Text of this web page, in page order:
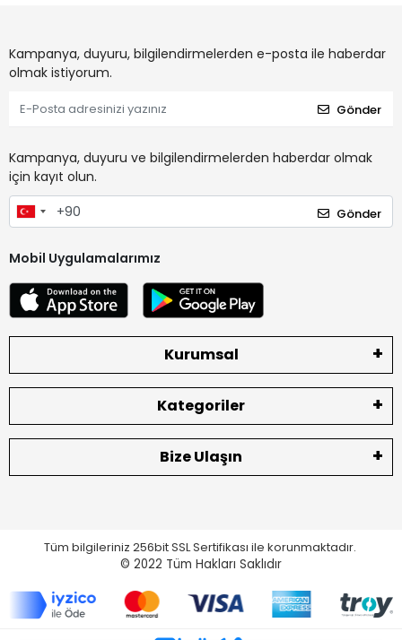
Kampanya, duyuru, bilgilendirmelerden e-posta ile haberdar
olmak istiyorum.
Gönder
Kampanya, duyuru ve bilgilendirmelerden haberdar olmak
için kayıt olun.
Gönder
Mobil Uygulamalarımız
Kurumsal
Kategoriler
Bize Ulaşın
Tüm bilgileriniz 256bit SSL Sertifikası ile korunmaktadır.
© 2022 Tüm Hakları Saklıdır